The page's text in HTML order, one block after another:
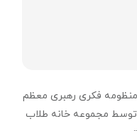
منظومه فکری رهبری معظم
مجموعه خانه طلاب